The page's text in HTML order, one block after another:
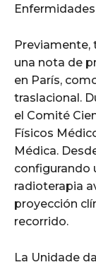
Previamente,
una nota de
en París,
traslacional.
el Comité
Físicos
Médica.
configurando
radioterapia
proyección
recorrido.
La Unidade